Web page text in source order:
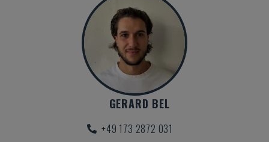
GERARD BEL
+49 173 2872 031